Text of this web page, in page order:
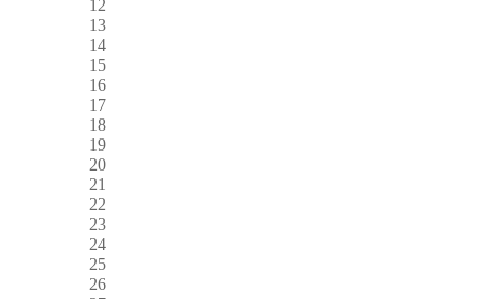
12
13
14
15
16
17
18
19
20
21
22
23
24
25
26